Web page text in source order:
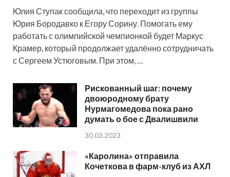
Юлия Ступак сообщила, что переходит из группы
Юрия Бородавко к Егору Сорину. Помогать ему
работать с олимпийской чемпионкой будет Маркус
Крамер, который продолжает удалённо сотрудничать
с Сергеем Устюговым. При этом, …
Рискованный шаг: почему
двоюродному брату
Нурмагомедова пока рано
думать о бое с Двалишвили
30.03.2023
«Каролина» отправила
Кочеткова в фарм-клуб из АХЛ